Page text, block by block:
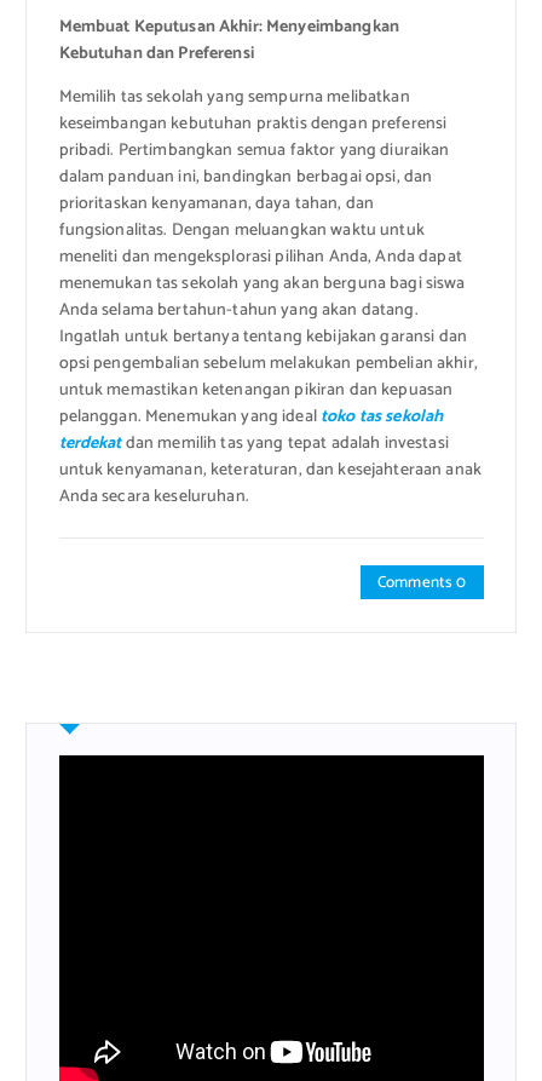
Membuat Keputusan Akhir: Menyeimbangkan
Kebutuhan dan Preferensi
Memilih tas sekolah yang sempurna melibatkan
keseimbangan kebutuhan praktis dengan preferensi
pribadi. Pertimbangkan semua faktor yang diuraikan
dalam panduan ini, bandingkan berbagai opsi, dan
prioritaskan kenyamanan, daya tahan, dan
fungsionalitas. Dengan meluangkan waktu untuk
meneliti dan mengeksplorasi pilihan Anda, Anda dapat
menemukan tas sekolah yang akan berguna bagi siswa
Anda selama bertahun-tahun yang akan datang.
Ingatlah untuk bertanya tentang kebijakan garansi dan
opsi pengembalian sebelum melakukan pembelian akhir,
untuk memastikan ketenangan pikiran dan kepuasan
pelanggan. Menemukan yang idealtoko tas sekolah
terdekatdan memilih tas yang tepat adalah investasi
untuk kenyamanan, keteraturan, dan kesejahteraan anak
Anda secara keseluruhan.
Comments 0